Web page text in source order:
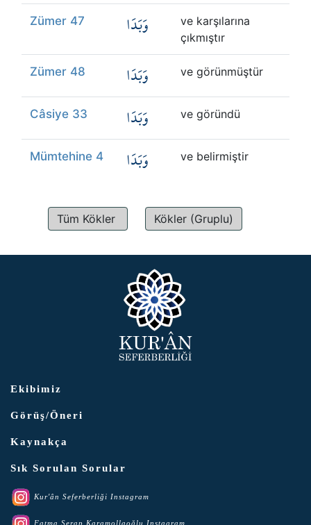
Zümer 47 وَبَدَا
ve karşılarına
çıkmıştır
Zümer 48 وَبَدَا ve görünmüştür
Câsiye 33 وَبَدَا ve göründü
Mümtehine 4 وَبَدَا ve belirmiştir
Tüm Kökler Kökler (Gruplu)
Ekibimiz
Görüş/Öneri
Kaynakça
Sık Sorulan Sorular
Kur'ân Seferberliği Instagram
Fatma Serap Karamollaoğlu Instagram